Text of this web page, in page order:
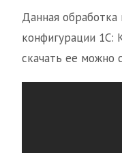
Данная обработка
конфигурации 1С:
скачать ее можно